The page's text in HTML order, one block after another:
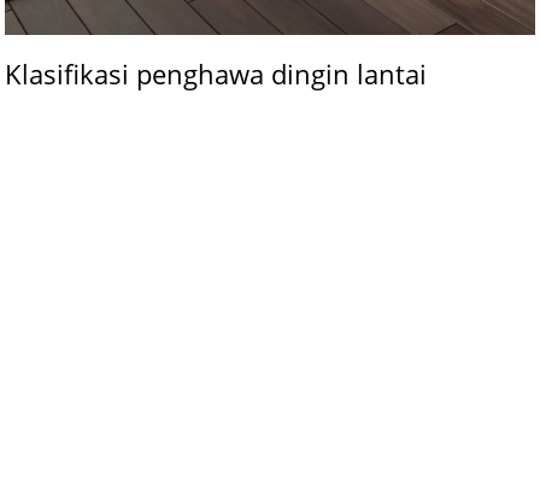
Klasifikasi penghawa dingin lantai